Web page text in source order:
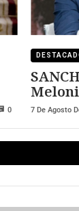
0
SANCHEZ
Meloni
7 De Agosto